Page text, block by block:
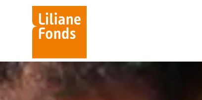
Liliane
Fonds